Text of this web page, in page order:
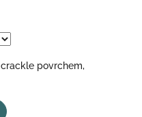
povrchem,